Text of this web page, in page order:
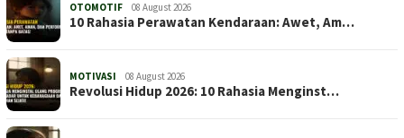
OTOMOTIF 08 August 2026
10 Rahasia Perawatan Kendaraan: Awet, Am…
MOTIVASI 08 August 2026
Revolusi Hidup 2026: 10 Rahasia Menginst…